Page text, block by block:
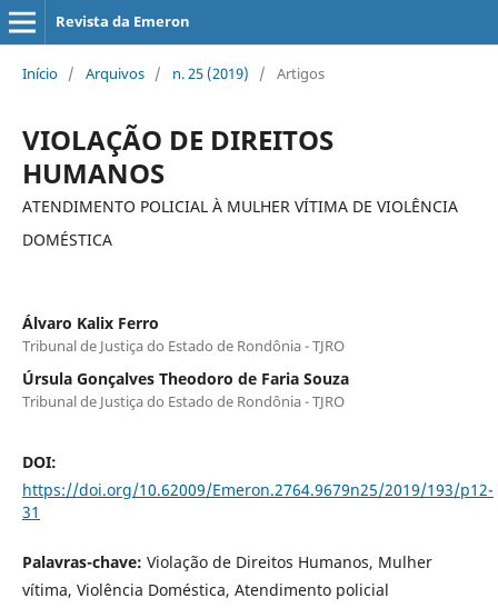
Revista da Emeron
Início / Arquivos / n. 25 (2019) / Artigos
VIOLAÇÃO DE DIREITOS
HUMANOS
ATENDIMENTO POLICIAL À MULHER VÍTIMA DE VIOLÊNCIA
DOMÉSTICA
Álvaro Kalix Ferro
Tribunal de Justiça do Estado de Rondônia - TJRO
Úrsula Gonçalves Theodoro de Faria Souza
Tribunal de Justiça do Estado de Rondônia - TJRO
DOI:
https://doi.org/10.62009/Emeron.2764.9679n25/2019/193/p12-
31
Palavras-chave: Violação de Direitos Humanos, Mulher
vítima, Violência Doméstica, Atendimento policial